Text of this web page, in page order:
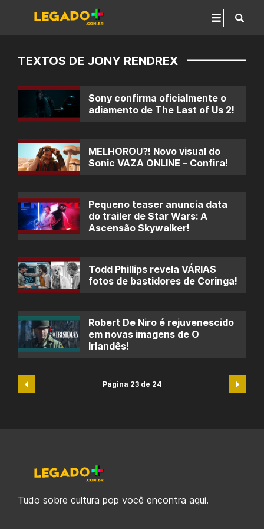
TEXTOS DE JONY RENDREX
Sony confirma oficialmente o
adiamento de The Last of Us 2!
MELHOROU?! Novo visual do
Sonic VAZA ONLINE – Confira!
Pequeno teaser anuncia data
do trailer de Star Wars: A
Ascensão Skywalker!
Todd Phillips revela VÁRIAS
fotos de bastidores de Coringa!
Robert De Niro é rejuvenescido
em novas imagens de O
Irlandês!
Página 23 de 24
Tudo sobre cultura pop você encontra aqui.